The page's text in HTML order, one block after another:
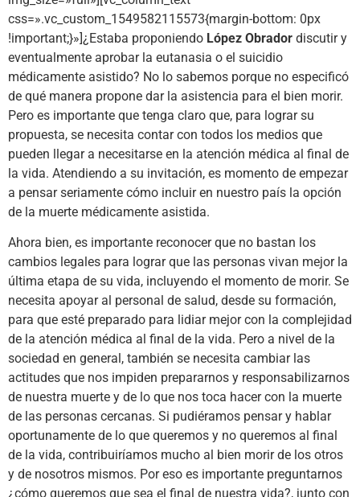
css=».vc_custom_1549582115573{margin-bottom: 0px
!important;}»]¿Estaba proponiendo López Obrador discutir y
eventualmente aprobar la eutanasia o el suicidio
médicamente asistido? No lo sabemos porque no especificó
de qué manera propone dar la asistencia para el bien morir.
Pero es importante que tenga claro que, para lograr su
propuesta, se necesita contar con todos los medios que
pueden llegar a necesitarse en la atención médica al final de
la vida. Atendiendo a su invitación, es momento de empezar
a pensar seriamente cómo incluir en nuestro país la opción
de la muerte médicamente asistida.
Ahora bien, es importante reconocer que no bastan los
cambios legales para lograr que las personas vivan mejor la
última etapa de su vida, incluyendo el momento de morir. Se
necesita apoyar al personal de salud, desde su formación,
para que esté preparado para lidiar mejor con la complejidad
de la atención médica al final de la vida. Pero a nivel de la
sociedad en general, también se necesita cambiar las
actitudes que nos impiden prepararnos y responsabilizarnos
de nuestra muerte y de lo que nos toca hacer con la muerte
de las personas cercanas. Si pudiéramos pensar y hablar
oportunamente de lo que queremos y no queremos al final
de la vida, contribuiríamos mucho al bien morir de los otros
y de nosotros mismos. Por eso es importante preguntarnos
¿cómo queremos que sea el final de nuestra vida?, junto con